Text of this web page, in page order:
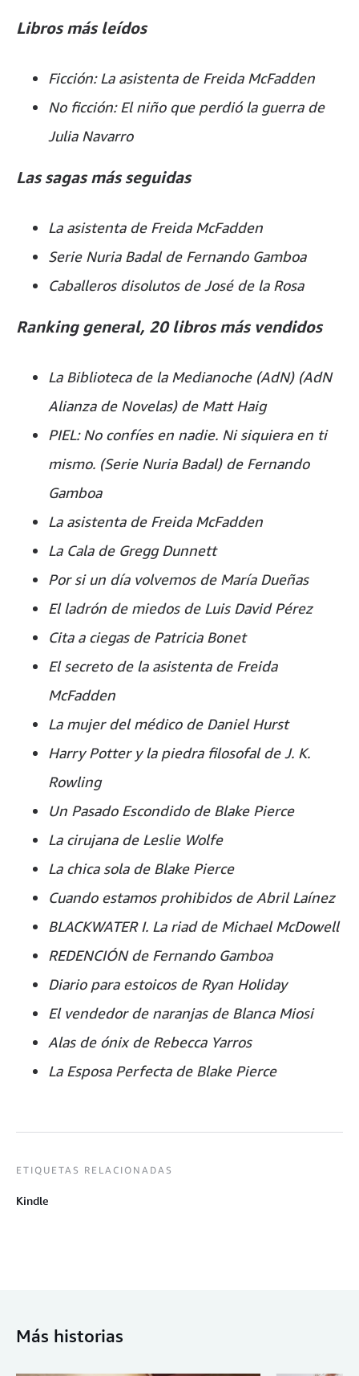
Libros más leídos
Ficción: La asistenta de Freida McFadden
No ficción: El niño que perdió la guerra de
Julia Navarro
Las sagas más seguidas
La asistenta de Freida McFadden
Serie Nuria Badal de Fernando Gamboa
Caballeros disolutos de José de la Rosa
Ranking general, 20 libros más vendidos
La Biblioteca de la Medianoche (AdN) (AdN
Alianza de Novelas) de Matt Haig
PIEL: No confíes en nadie. Ni siquiera en ti
mismo. (Serie Nuria Badal) de Fernando
Gamboa
La asistenta de Freida McFadden
La Cala de Gregg Dunnett
Por si un día volvemos de María Dueñas
El ladrón de miedos de Luis David Pérez
Cita a ciegas de Patricia Bonet
El secreto de la asistenta de Freida
McFadden
La mujer del médico de Daniel Hurst
Harry Potter y la piedra filosofal de J. K.
Rowling
Un Pasado Escondido de Blake Pierce
La cirujana de Leslie Wolfe
La chica sola de Blake Pierce
Cuando estamos prohibidos de Abril Laínez
BLACKWATER I. La riad de Michael McDowell
REDENCIÓN de Fernando Gamboa
Diario para estoicos de Ryan Holiday
El vendedor de naranjas de Blanca Miosi
Alas de ónix de Rebecca Yarros
La Esposa Perfecta de Blake Pierce
ETIQUETAS RELACIONADAS
Kindle
Más historias